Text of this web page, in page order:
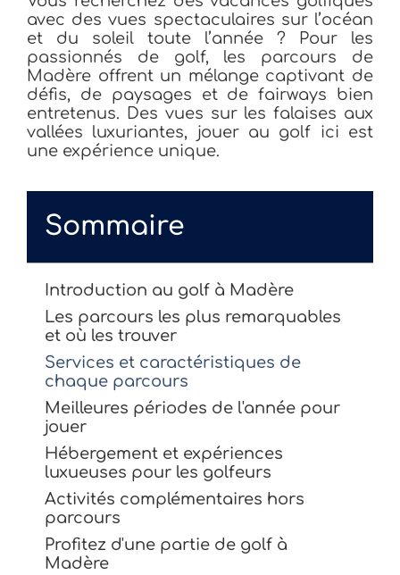
avec des vues spectaculaires sur l’océan
et du soleil toute l’année ? Pour les
passionnés de golf, les parcours de
Madère offrent un mélange captivant de
défis, de paysages et de fairways bien
entretenus. Des vues sur les falaises aux
vallées luxuriantes, jouer au golf ici est
une expérience unique.
Sommaire
Introduction au golf à Madère
Les parcours les plus remarquables
et où les trouver
Services et caractéristiques de
chaque parcours
Meilleures périodes de l'année pour
jouer
Hébergement et expériences
luxueuses pour les golfeurs
Activités complémentaires hors
parcours
Profitez d'une partie de golf à
Madère